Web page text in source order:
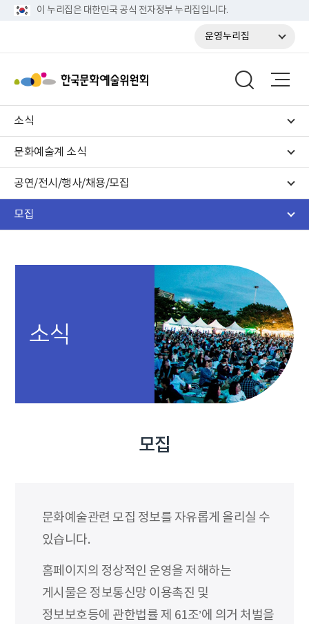
이 누리집은 대한민국 공식 전자정부 누리집입니다.
운영누리집
소식
문화예술계 소식
공연/전시/행사/채용/모집
모집
소식
모집
문화예술관련 모집 정보를 자유롭게 올리실 수
있습니다.
홈페이지의 정상적인 운영을 저해하는
게시물은 정보통신망 이용촉진 및
정보보호등에 관한법률 제 61조’에 의거 처벌을